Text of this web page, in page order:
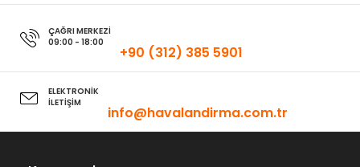
ÇAĞRI MERKEZİ
09:00 - 18:00
+90 (312) 385 5901
ELEKTRONİK
İLETİŞİM
info@havalandirma.com.tr